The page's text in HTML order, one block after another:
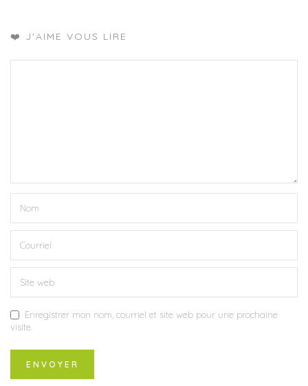
❤️ J'AIME VOUS LIRE
Enregistrer mon nom, courriel et site web pour une prochaine
visite.